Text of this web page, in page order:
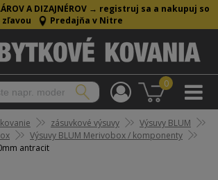
A DIZAJNÉROV → registruj sa a nakupuj so
zľavou
Predajňa v Nitre
0
zásuvkové výsuvy
Výsuvy BLUM
Výsuvy BLUM Merivobox / komponenty
antracit